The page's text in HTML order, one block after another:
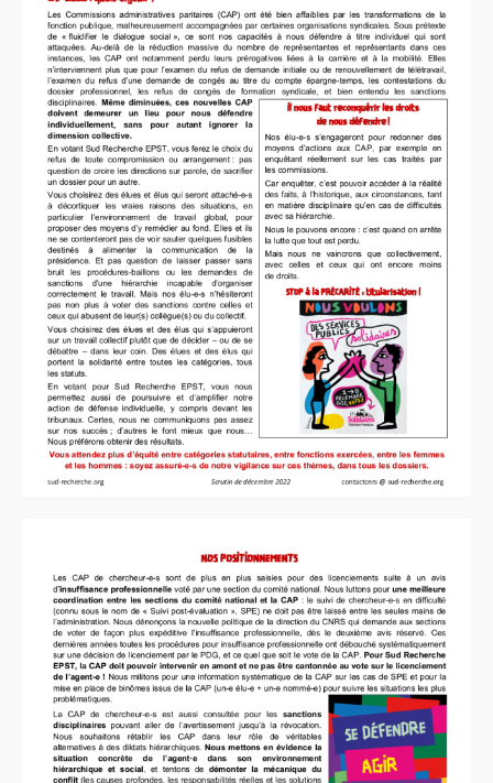
année 2021
année 2020
année 2019
année 2018
Année 2017
année 2016
année 2015
année 2014
année 2013
année 2012
année 2011
Année 2010
Année 2009
Année 2008
Année 2007
Année 2006
Année 2005
LIENS SOLIDAIRES
LPR